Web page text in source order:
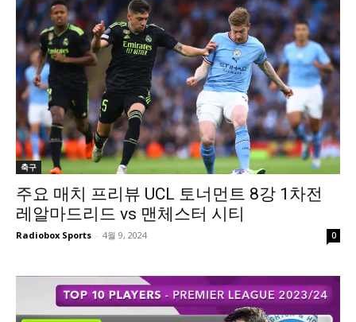
축구
주요 매치 프리뷰 UCL 토너먼트 8강 1차전
레알마드리드 vs 맨체스터 시티
Radiobox Sports - 4월 9, 2024 0